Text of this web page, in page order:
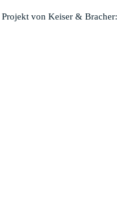
Projekt von Keiser & Bracher: